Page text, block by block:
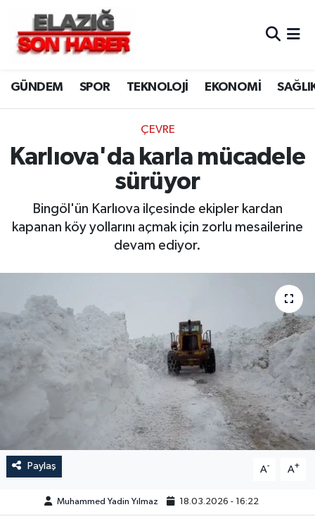
GÜNDEM SPOR TEKNOLOJİ EKONOMİ
ÇEVRE
Karlıova'da karla mücadele
sürüyor
Bingöl'ün Karlıova ilçesinde ekipler kardan
kapanan köy yollarını açmak için zorlu mesailerine
devam ediyor.
Paylaş A- A+
Muhammed Yadin Yılmaz 18.03.2026 - 16:22
CANLI YAYIN
ASAYİŞ
BİLİM VE TEKNOLOJİ
DÜNYA
EKONOMİ
GENEL
GÜNDEM
HABERDE İNSAN
KÜLTÜR-SANAT
MAGAZİN
ÖZEL HABER
Merkez Hava Durumu
Merkez Trafik Yoğunluk Haritası
Süper Lig Puan Durumu ve Fikstür
Tüm Manşetler
Haber Arşivi